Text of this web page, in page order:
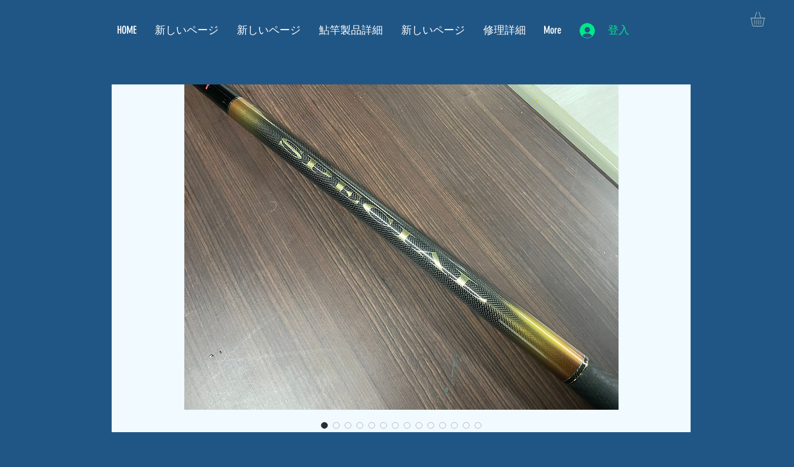
HOME 新しいページ 新しいページ 鮎竿製品詳細 新しいページ 修理詳細 More 登入